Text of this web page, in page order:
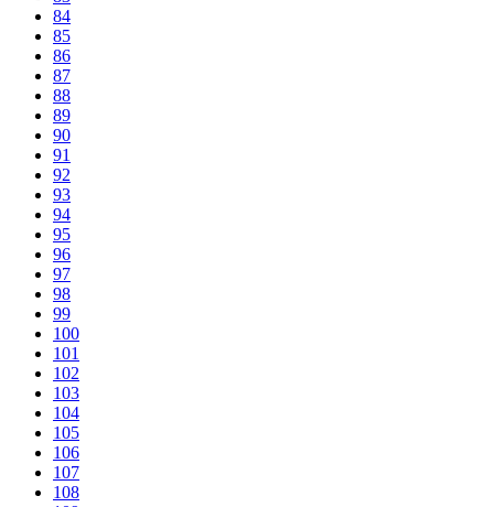
84
85
86
87
88
89
90
91
92
93
94
95
96
97
98
99
100
101
102
103
104
105
106
107
108